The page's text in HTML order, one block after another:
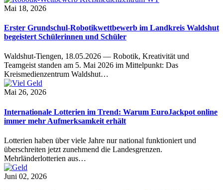
Mai 18, 2026
Erster Grundschul-Robotikwettbewerb im Landkreis Waldshut
begeistert Schülerinnen und Schüler
Waldshut-Tiengen, 18.05.2026 — Robotik, Kreativität und
Teamgeist standen am 5. Mai 2026 im Mittelpunkt: Das
Kreismedienzentrum Waldshut…
Mai 26, 2026
Internationale Lotterien im Trend: Warum EuroJackpot online
immer mehr Aufmerksamkeit erhält
Lotterien haben über viele Jahre nur national funktioniert und
überschreiten jetzt zunehmend die Landesgrenzen.
Mehrländerlotterien aus…
Juni 02, 2026